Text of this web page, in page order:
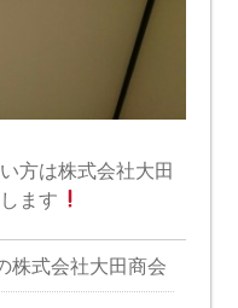
方は株式会社大田
ます
株式会社大田商会